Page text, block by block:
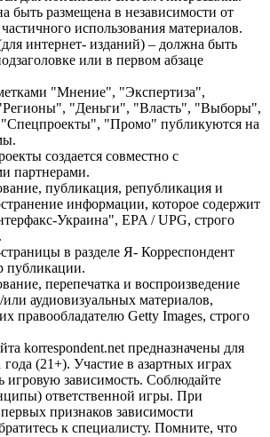
быть размещена в независимости от
использования материалов.
интернет- изданий) – должна быть
или в первом абзаце
"Мнение", "Экспертиза",
"Деньги", "Власть", "Выборы",
"Спецпроекты", "Промо" публикуются на
создается совместно с
партнерами.
публикация, републикация и
информации, которое содержит
Украина", EPA / UPG, строго
в разделе Я- Корреспондент
публикации.
перепечатка и воспроизведение
аудиовизуальных материалов,
правообладателю Getty Images, строго
korrespondent.net предназначены для
(21+). Участие в азартных играх
игровую зависимость. Соблюдайте
ответственной игры. При
признаков зависимости
к специалисту. Помните, что